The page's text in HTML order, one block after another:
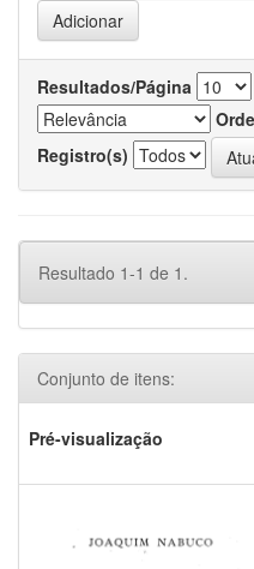
Resultados/Página
Registro(s)
Resultado 1-1 de 1.
Conjunto de itens:
Pré-visualização